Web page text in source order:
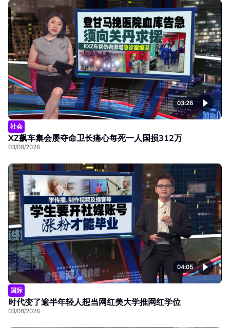
03:26
社会
XZ飙车集会屡夺命卫长痛心每死一人国损312万
03/08/2026
04:05
国际
时代变了逾半年轻人想当网红美大学推网红学位
03/08/2026